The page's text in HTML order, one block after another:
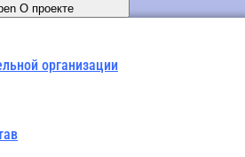
О проекте
организации